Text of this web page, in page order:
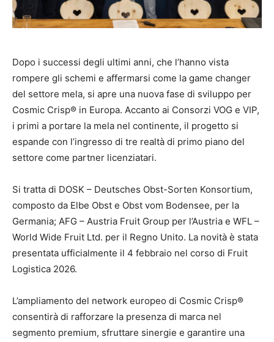
Dopo i successi degli ultimi anni, che l’hanno vista
rompere gli schemi e affermarsi come la game changer
del settore mela, si apre una nuova fase di sviluppo per
Cosmic Crisp® in Europa. Accanto ai Consorzi VOG e VIP,
i primi a portare la mela nel continente, il progetto si
espande con l’ingresso di tre realtà di primo piano del
settore come partner licenziatari.
Si tratta di DOSK – Deutsches Obst-Sorten Konsortium,
composto da Elbe Obst e Obst vom Bodensee, per la
Germania; AFG – Austria Fruit Group per l’Austria e WFL –
World Wide Fruit Ltd. per il Regno Unito. La novità è stata
presentata ufficialmente il 4 febbraio nel corso di Fruit
Logistica 2026.
L’ampliamento del network europeo di Cosmic Crisp®
consentirà di rafforzare la presenza di marca nel
segmento premium, sfruttare sinergie e garantire una